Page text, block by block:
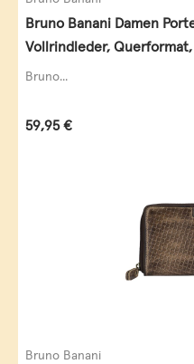
Bruno Banani Damen
Vollrindleder,
Bruno...
Regulärer Preis:
59,95 €
Bruno Banani